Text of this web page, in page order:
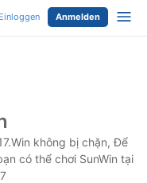
Einloggen Anmelden
không bị chặn, Để
có thể chơi SunWin tại